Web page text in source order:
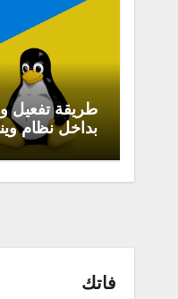
طريقة تفعيل
بداخل نظام
فاتك